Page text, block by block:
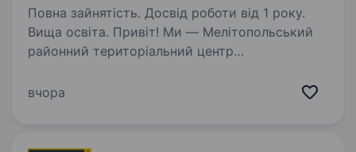
Повна зайнятість. Досвід роботи від 1 року.
Вища освіта. Привіт! Ми — Мелітопольський
районний територіальний центр
зараз шукаємо фінансиста, який приєднається
вчора